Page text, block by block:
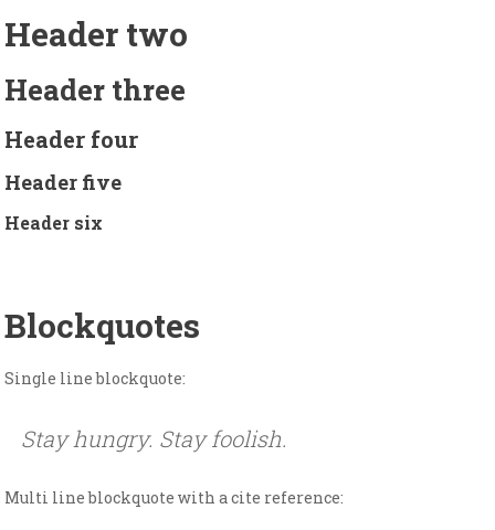
Header two
Header three
Header four
Header five
Header six
Blockquotes
Single line blockquote:
Stay hungry. Stay foolish.
Multi line blockquote with a cite reference: